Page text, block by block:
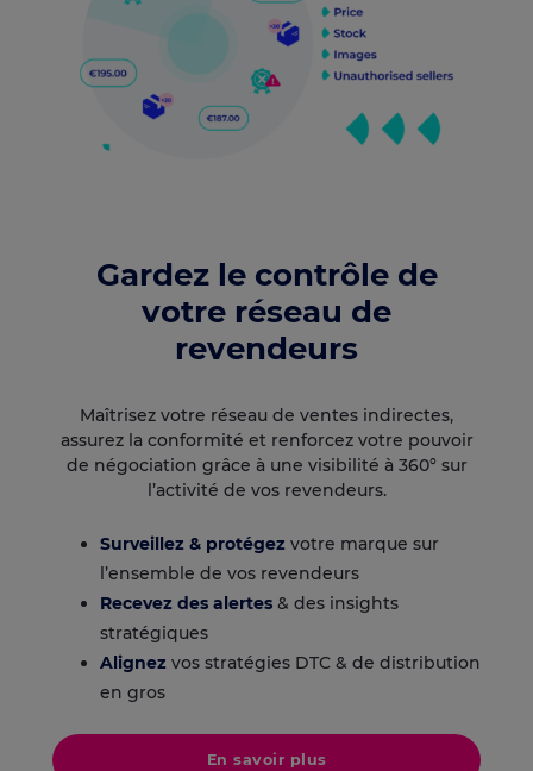
Gardez le contrôle de
votre réseau de
revendeurs
Maîtrisez votre réseau de ventes indirectes,
assurez la conformité et renforcez votre pouvoir
de négociation grâce à une visibilité à 360° sur
l’activité de vos revendeurs.
Surveillez & protégez votre marque sur
l’ensemble de vos revendeurs
Recevez des alertes & des insights
stratégiques
Alignez vos stratégies DTC & de distribution
en gros
En savoir plus